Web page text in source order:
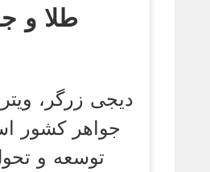
طلا و
دیجی زرگر،
جواهر کشور
توسعه و